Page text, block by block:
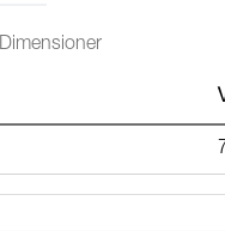
Dimensioner